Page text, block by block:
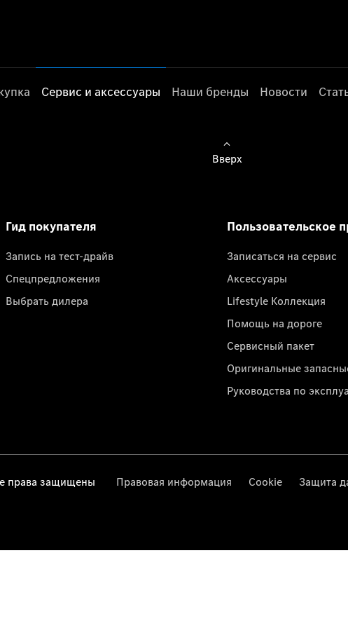
Сервис и аксессуары Наши бренды Новости
Вверх
Гид покупателя
Запись на тест-драйв
Спецпредложения
Выбрать дилера
Пользовательское
Записаться на сервис
Аксессуары
Lifestyle Коллекция
Помощь на дороге
Сервисный пакет
Оригинальные
Руководства по
права защищены Правовая информация Cookie Защита